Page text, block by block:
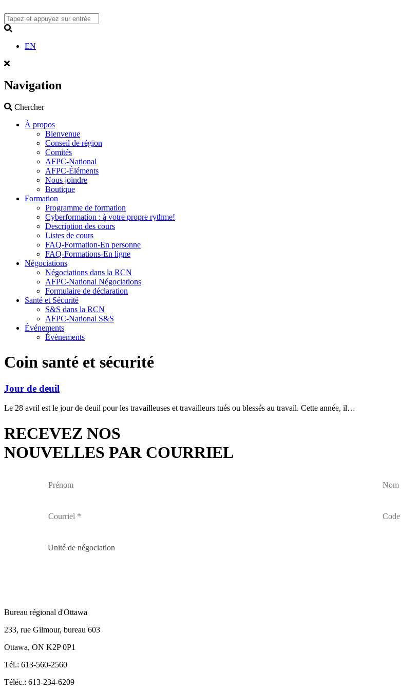
to
content
EN
Navigation
ChercherSearch
À propos
Bienvenue
Conseil de région
Comités
AFPC-National
AFPC-Éléments
Nous joindre
Boutique
Formation
Programme de formation
Cyberformation : à votre propre rythme!
Description des cours
Listes de cours
FAQ-Formation-En personne
FAQ-Formations-En ligne
Négociations
Négociations dans la RCN
AFPC-National Négociations
Formulaire de déclaration
Santé et Sécurité
S&S dans la RCN
AFPC-National S&S
Événements
Événements
Coin santé et sécurité
Jour de deuil
Le 28 avril est le jour de deuil pour les travailleuses et travailleurs tués ou blessés au travail. Cette année, il…
RECEVEZ NOS
NOUVELLES PAR COURRIEL
Unité de négociation
Bureau régional d'Ottawa
233, rue Gilmour, bureau 603
Ottawa, ON K2P 0P1
Tél.: 613-560-2560
Téléc.: 613-234-6209